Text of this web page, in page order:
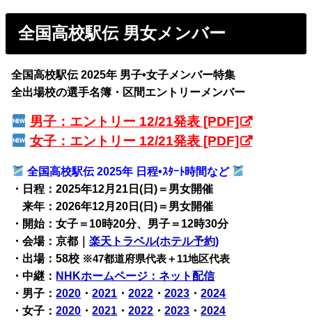
全国高校駅伝 男女メンバー
全国高校駅伝 2025年 男子•女子メンバー特集
全出場校の選手名簿・区間エントリーメンバー
男子：エントリー 12/21発表 [PDF]
女子：エントリー 12/21発表 [PDF]
全国高校駅伝 2025年 日程•ｽﾀｰﾄ時間など
・日程：2025年12月21日(日)＝男女開催
来年：2026年12月20日(日)＝男女開催
・開始：女子＝10時20分、男子＝12時30分
・会場：京都｜楽天トラベル(ホテル予約)
・出場：58校 ※47都道府県代表＋11地区代表
・中継： NHKホームページ：ネット配信
・男子：2020 ・2021 ・2022 ・2023 ・2024
・女子：2020 ・2021 ・2022 ・2023 ・2024